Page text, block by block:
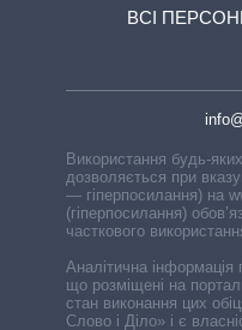
ВСІ
Використання будь-
дозволяється при
— гіперпосилання) на
(гіперпосилання)
часткового
Аналітична інформація
що розміщені на
стан виконання цих
Слово і Діло» і є